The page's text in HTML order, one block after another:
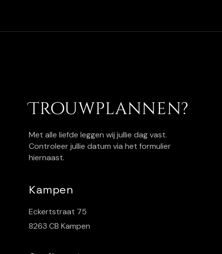
Trouwplannen?
Met alle liefde leggen wij jullie dag vast.
Controleer jullie datum via het formulier
hiernaast.
Kampen
Eckertstraat 75
8263 CB Kampen